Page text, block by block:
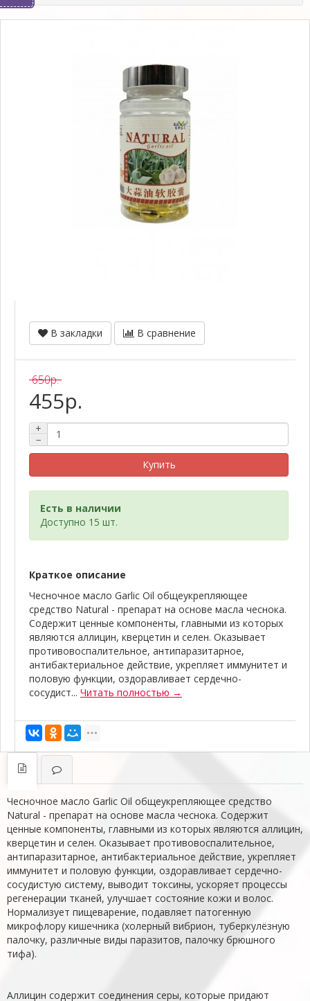
В закладки В сравнение
650р.
455р.
+
−
Купить
Есть в наличии
Доступно 15 шт.
Краткое описание
Чесночное масло Garlic Oil общеукрепляющее
средство Natural - препарат на основе масла чеснока.
Содержит ценные компоненты, главными из которых
являются аллицин, кверцетин и селен. Оказывает
противовоспалительное, антипаразитарное,
антибактериальное действие, укрепляет иммунитет и
половую функции, оздоравливает сердечно-
сосудист... Читать полностью →
Чесночное масло Garlic Oil общеукрепляющее средство
Natural - препарат на основе масла чеснока. Содержит
ценные компоненты, главными из которых являются аллицин,
кверцетин и селен. Оказывает противовоспалительное,
антипаразитарное, антибактериальное действие, укрепляет
иммунитет и половую функции, оздоравливает сердечно-
сосудистую систему, выводит токсины, ускоряет процессы
регенерации тканей, улучшает состояние кожи и волос.
Нормализует пищеварение, подавляет патогенную
микрофлору кишечника (холерный вибрион, туберкулёзную
палочку, различные виды паразитов, палочку брюшного
тифа).
Аллицин содержит соединения серы, которые придают